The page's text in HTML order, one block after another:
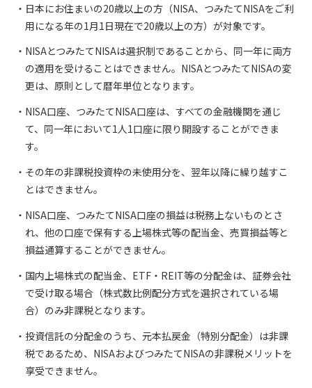
日本にお住まいの20歳以上の方（NISA、つみたてNISAをご利
用になる年の1月1日現在で20歳以上の方）が対象です。
NISAとつみたてNISAは選択制であることから、同一年に両方
の適用を受けることはできません。NISAとつみたてNISAの変
更は、原則として暦年単位となります。
NISA口座、つみたてNISA口座は、すべての金融機関を通じ
て、同一年において1人1口座に限り開設することができま
す。
その年の非課税投資枠の未使用分を、翌年以降に繰り越すこ
とはできません。
NISA口座、つみたてNISA口座の損益は税務上ないものとさ
れ、他の口座で保有する上場株式等の配当金、売買損益等と
損益通算することができません。
国内上場株式の配当金、ETF・REIT等の分配金は、証券会社
で受け取る場合（株式数比例配分方式を選択されている場
合）のみ非課税となります。
投資信託の分配金のうち、元本払戻金（特別分配金）は非課
税であるため、NISAおよびつみたてNISAの非課税メリットを
享受できません。